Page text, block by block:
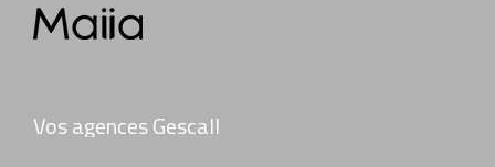
Vos agences Gescall